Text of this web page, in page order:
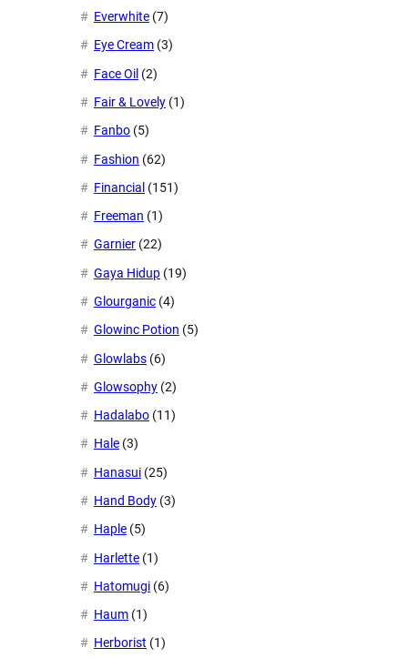
Everwhite (7)
Eye Cream (3)
Face Oil (2)
Fair & Lovely (1)
Fanbo (5)
Fashion (62)
Financial (151)
Freeman (1)
Garnier (22)
Gaya Hidup (19)
Glourganic (4)
Glowinc Potion (5)
Glowlabs (6)
Glowsophy (2)
Hadalabo (11)
Hale (3)
Hanasui (25)
Hand Body (3)
Haple (5)
Harlette (1)
Hatomugi (6)
Haum (1)
Herborist (1)